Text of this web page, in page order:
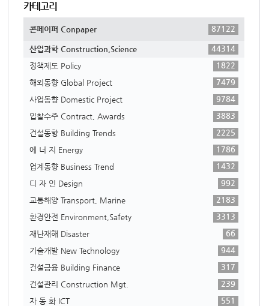
카테고리
콘페이퍼 Conpaper 87122
산업과학 Construction,Science
44314
정책제도 Policy
1822
해외동향 Global Project
7479
사업동향 Domestic Project
9784
입찰수주 Contract, Awards
3883
건설동향 Building Trends
2225
에 너 지 Energy
1786
업계동향 Business Trend
1432
디 자 인 Design
992
교통해양 Transport, Marine
2183
환경안전 Environment,Safety
3313
재난재해 Disaster
66
기술개발 New Technology
944
건설금융 Building Finance
317
건설관리 Construction Mgt.
239
자 동 화 ICT
551